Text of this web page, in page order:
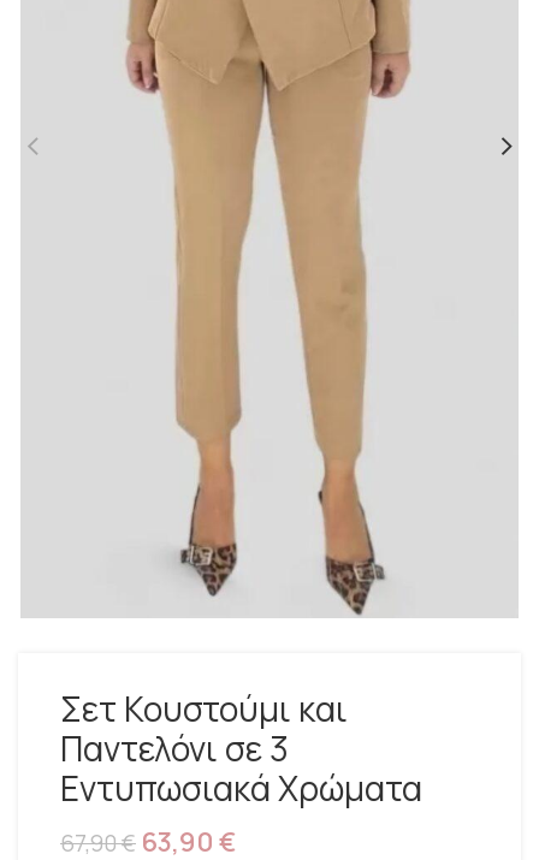
Σετ Κουστούμι και
Παντελόνι σε 3
Εντυπωσιακά Χρώματα
67,90€ 63,90 €